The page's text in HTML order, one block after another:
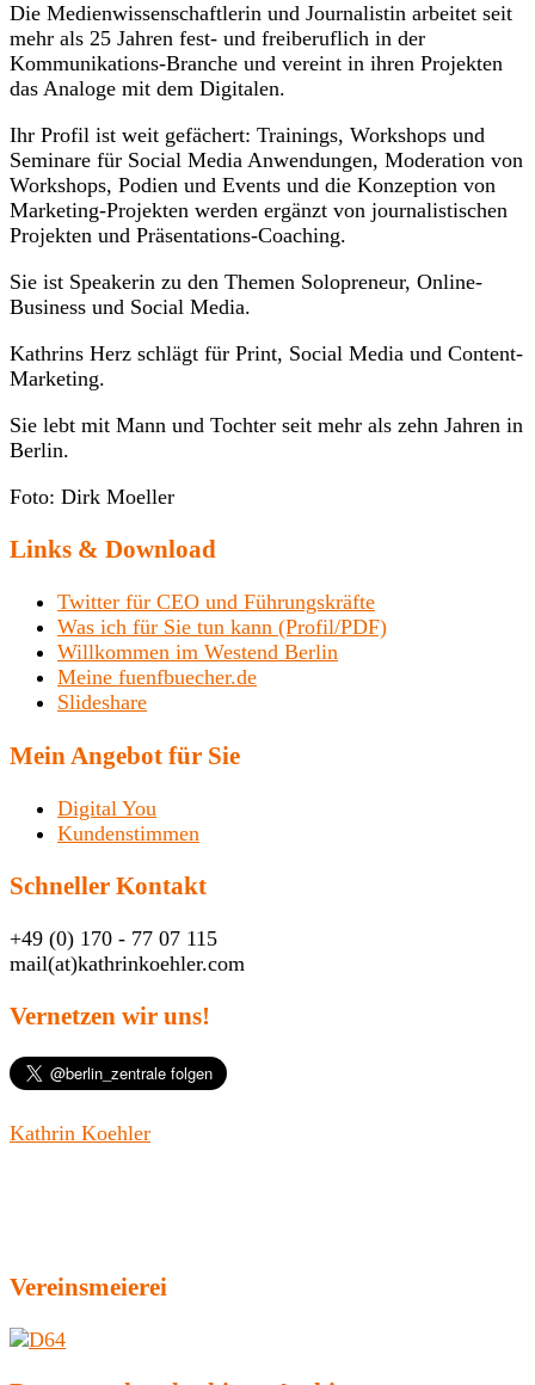
Die Medienwissenschaftlerin und Journalistin arbeitet seit
mehr als 25 Jahren fest- und freiberuflich in der
Kommunikations-Branche und vereint in ihren Projekten
das Analoge mit dem Digitalen.
Ihr Profil ist weit gefächert: Trainings, Workshops und
Seminare für Social Media Anwendungen, Moderation von
Workshops, Podien und Events und die Konzeption von
Marketing-Projekten werden ergänzt von journalistischen
Projekten und Präsentations-Coaching.
Sie ist Speakerin zu den Themen Solopreneur, Online-
Business und Social Media.
Kathrins Herz schlägt für Print, Social Media und Content-
Marketing.
Sie lebt mit Mann und Tochter seit mehr als zehn Jahren in
Berlin.
Foto: Dirk Moeller
Links & Download
Twitter für CEO und Führungskräfte
Was ich für Sie tun kann (Profil/PDF)
Willkommen im Westend Berlin
Meine fuenfbuecher.de
Slideshare
Mein Angebot für Sie
Digital You
Kundenstimmen
Schneller Kontakt
+49 (0) 170 - 77 07 115
mail(at)kathrinkoehler.com
Vernetzen wir uns!
Kathrin Koehler
Vereinsmeierei